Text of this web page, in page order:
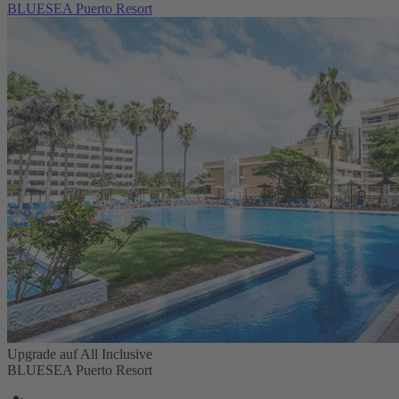
BLUESEA Puerto Resort
Upgrade auf All Inclusive
BLUESEA Puerto Resort